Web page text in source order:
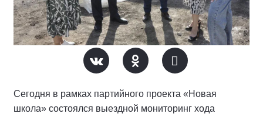
Сегодня в рамках партийного проекта «Новая
школа» состоялся выездной мониторинг хода